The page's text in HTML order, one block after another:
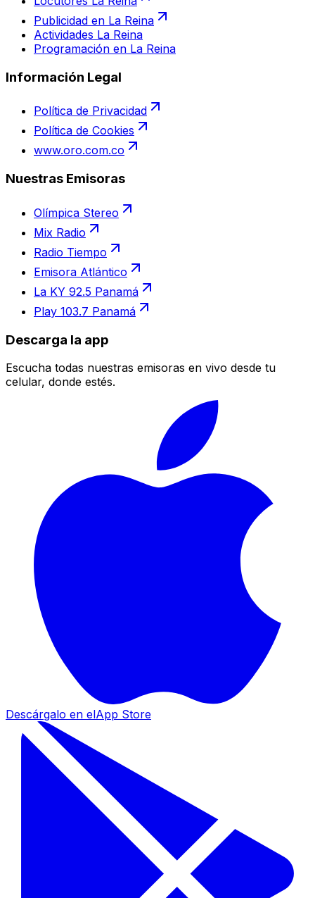
Publicidad en La Reina
Actividades La Reina
Programación en La Reina
Información Legal
Política de Privacidad
Política de Cookies
www.oro.com.co
Nuestras Emisoras
Olímpica Stereo
Mix Radio
Radio Tiempo
Emisora Atlántico
La KY 92.5 Panamá
Play 103.7 Panamá
Descarga la app
Escucha todas nuestras emisoras en vivo desde tu
celular, donde estés.
Descárgalo en elApp Store